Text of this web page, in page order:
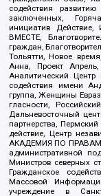
содействия
заключенных,
инициатив Действие,
ВМЕСТЕ,
граждан,
Тольятти, Новое
Анна, Проект
Аналитический
содействия имени
группа, Женщины
гласности,
Дальневосточный
партнерства,
действие, Центр
АКАДЕМИЯ ПО ПРАВАМ
административной
Министров северных
Гражданское
Массовой
учреждение в